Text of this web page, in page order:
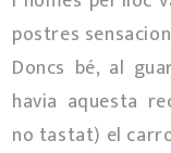
postres
Doncs bé, al
havia aquesta
no tastat) el